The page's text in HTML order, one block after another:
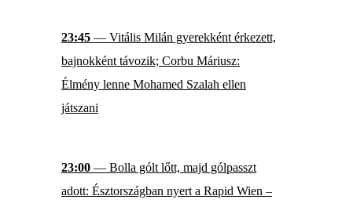
23:45 — Vitális Milán gyerekként érkezett,
bajnokként távozik; Corbu Máriusz:
Élmény lenne Mohamed Szalah ellen
játszani
23:00 — Bolla gólt lőtt, majd gólpasszt
adott: Észtországban nyert a Rapid Wien –